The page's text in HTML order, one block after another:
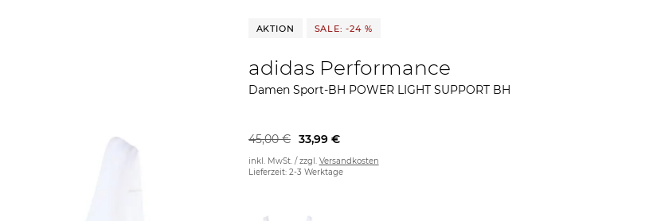
AKTION SALE: -24 %
adidas Performance
Damen Sport-BH POWER LIGHT SUPPORT BH
33,99 €
45,00 €
inkl. MwSt. / zzgl. Versandkosten
Lieferzeit: 2-3 Werktage